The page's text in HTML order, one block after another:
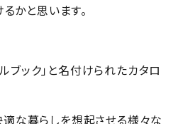
かと思います。
ブック」と名付けられたカタロ
な暮らしを想起させる様々な